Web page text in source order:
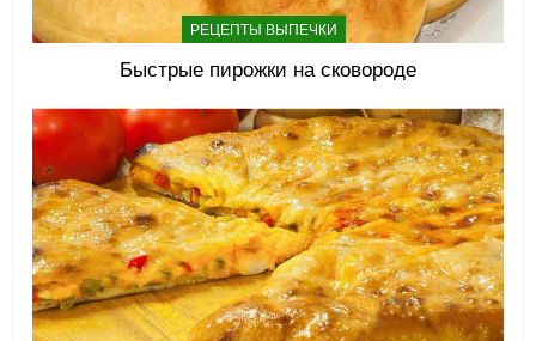
РЕЦЕПТЫ ВЫПЕЧКИ
Быстрые пирожки на сковороде